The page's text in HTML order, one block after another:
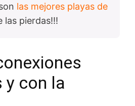
las mejores playas de
las pierdas!!!
y con la